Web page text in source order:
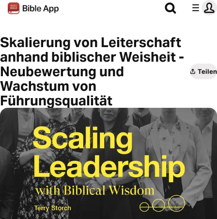
Skalierung von Leiterschaft
anhand biblischer Weisheit -
Neubewertung und
Wachstum von
Führungsqualität
Teilen